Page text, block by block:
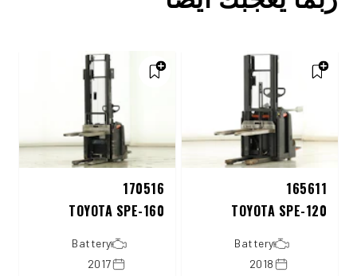
165611
TOYOTA SPE-120
Battery
2018
170516
TOYOTA SPE-160
Battery
2017